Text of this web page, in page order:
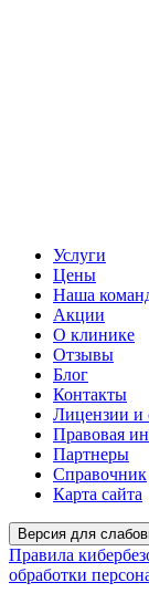
Услуги
Цены
Наша
Акции
О клинике
Отзывы
Блог
Контакты
Лицензии и
Правовая
Партнеры
Справочник
Карта сайта
Версия для
Правила
обработки